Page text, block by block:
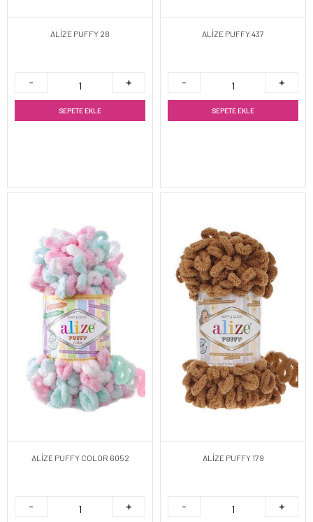
ALİZE PUFFY 28
SEPETE EKLE
ALİZE PUFFY 437
SEPETE EKLE
ALİZE PUFFY COLOR 6052 ALİZE PUFFY 179